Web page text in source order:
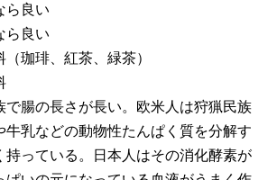
良い
良い
（珈琲、紅茶、緑茶）
で腸の長さが長い。欧米人は狩猟民族
牛乳などの動物性たんぱく質を分解す
持っている。日本人はその消化酵素が